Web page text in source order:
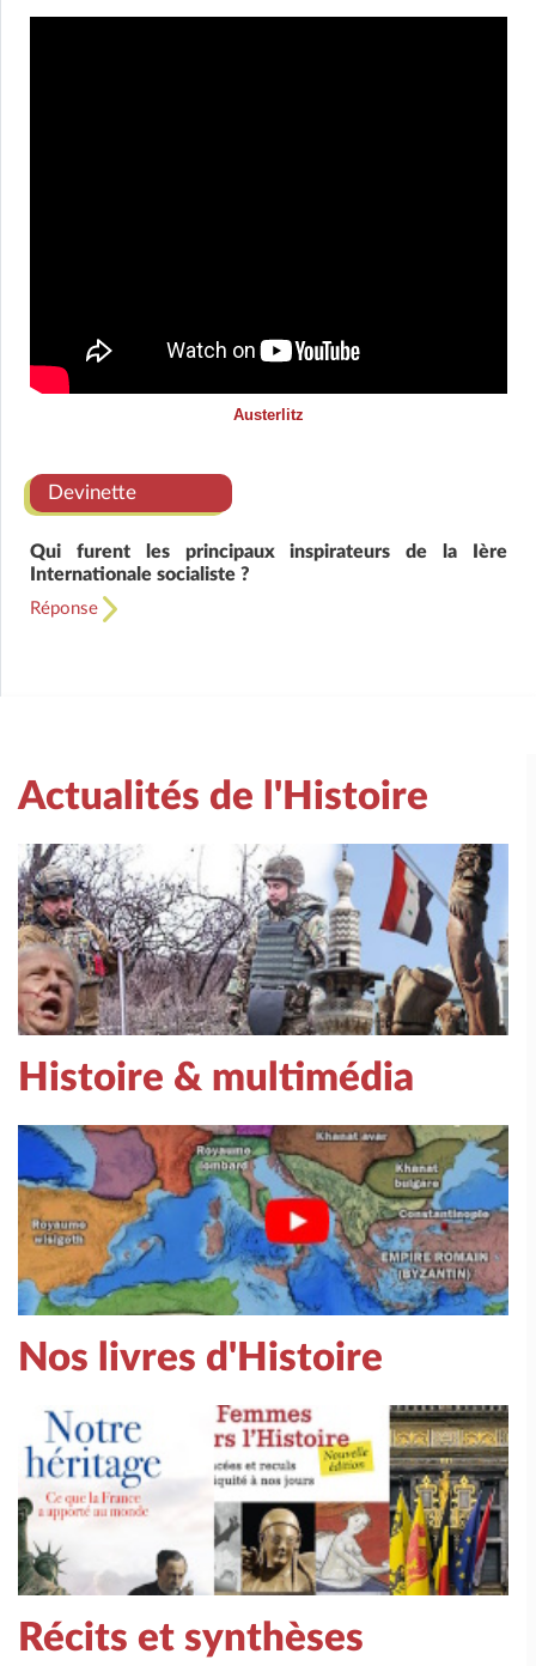
Austerlitz
Devinette
Qui furent les principaux inspirateurs de la Ière
Internationale socialiste ?
Réponse
Actualités de l'Histoire
Histoire & multimédia
Nos livres d'Histoire
Récits et synthèses